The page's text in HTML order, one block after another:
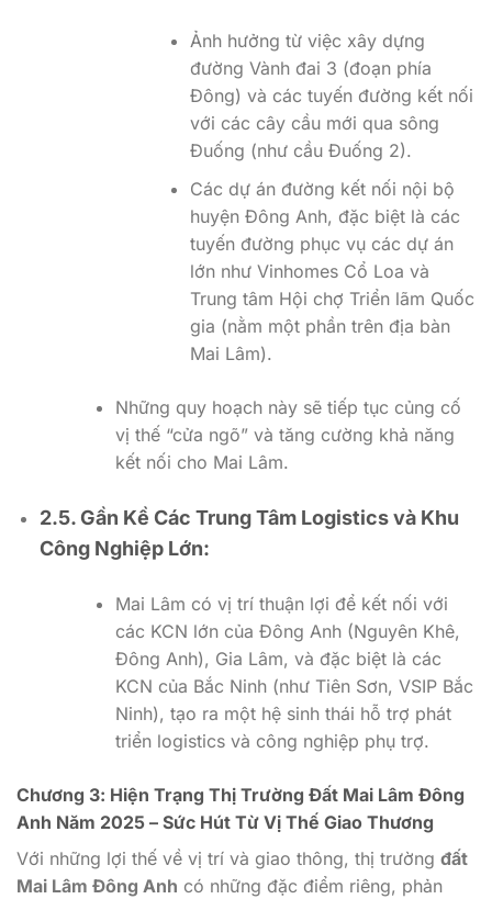
Ảnh hưởng từ việc xây dựng
đường Vành đai 3 (đoạn phía
Đông) và các tuyến đường kết nối
với các cây cầu mới qua sông
Đuống (như cầu Đuống 2).
Các dự án đường kết nối nội bộ
huyện Đông Anh, đặc biệt là các
tuyến đường phục vụ các dự án
lớn như Vinhomes Cổ Loa và
Trung tâm Hội chợ Triển lãm Quốc
gia (nằm một phần trên địa bàn
Mai Lâm).
Những quy hoạch này sẽ tiếp tục củng cố
vị thế “cửa ngõ” và tăng cường khả năng
kết nối cho Mai Lâm.
2.5. Gần Kề Các Trung Tâm Logistics và Khu
Công Nghiệp Lớn:
Mai Lâm có vị trí thuận lợi để kết nối với
các KCN lớn của Đông Anh (Nguyên Khê,
Đông Anh), Gia Lâm, và đặc biệt là các
KCN của Bắc Ninh (như Tiên Sơn, VSIP Bắc
Ninh), tạo ra một hệ sinh thái hỗ trợ phát
triển logistics và công nghiệp phụ trợ.
Chương 3: Hiện Trạng Thị Trường Đất Mai Lâm Đông
Anh Năm 2025 – Sức Hút Từ Vị Thế Giao Thương
Với những lợi thế về vị trí và giao thông, thị trường đất
Mai Lâm Đông Anh có những đặc điểm riêng, phản